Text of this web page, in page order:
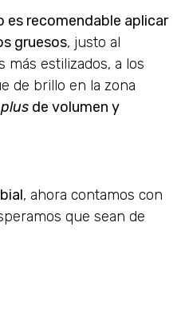
es recomendable aplicar
gruesos, justo al
más estilizados, a los
de brillo en la zona
plus de volumen y
, ahora contamos con
que sean de